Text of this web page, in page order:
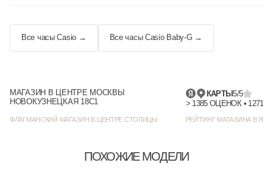
Все часы Casio → Все часы Casio Baby-G →
МАГАЗИН В ЦЕНТРЕ МОСКВЫ
НОВОКУЗНЕЦКАЯ 18С1
ФЛАГМАНСКИЙ МАГАЗИН В ЦЕНТРЕ СТОЛИЦЫ
КАРТЫ5/5
РЕЙТИНГ МАГАЗИНА В
ПОХОЖИЕ МОДЕЛИ